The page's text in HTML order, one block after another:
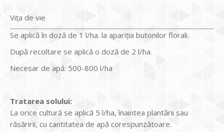
Viţa de vie
Se aplică în doză de 1 l/ha. la apariţia butonilor florali.
După recoltare se aplică o doză de 2 l/ha.
Necesar de apă: 500-800 l/ha
Tratarea solului:
La orice cultură se aplică 5 l/ha, înaintea plantării sau
răsăririi, cu cantitatea de apă corespunzătoare.